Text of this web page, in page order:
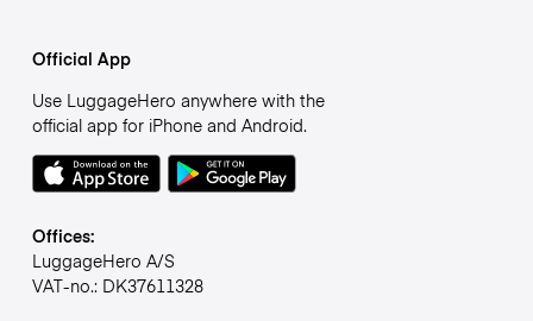
Official App
Use LuggageHero anywhere with the
official app for iPhone and Android.
Offices:
LuggageHero A/S
VAT-no.: DK37611328